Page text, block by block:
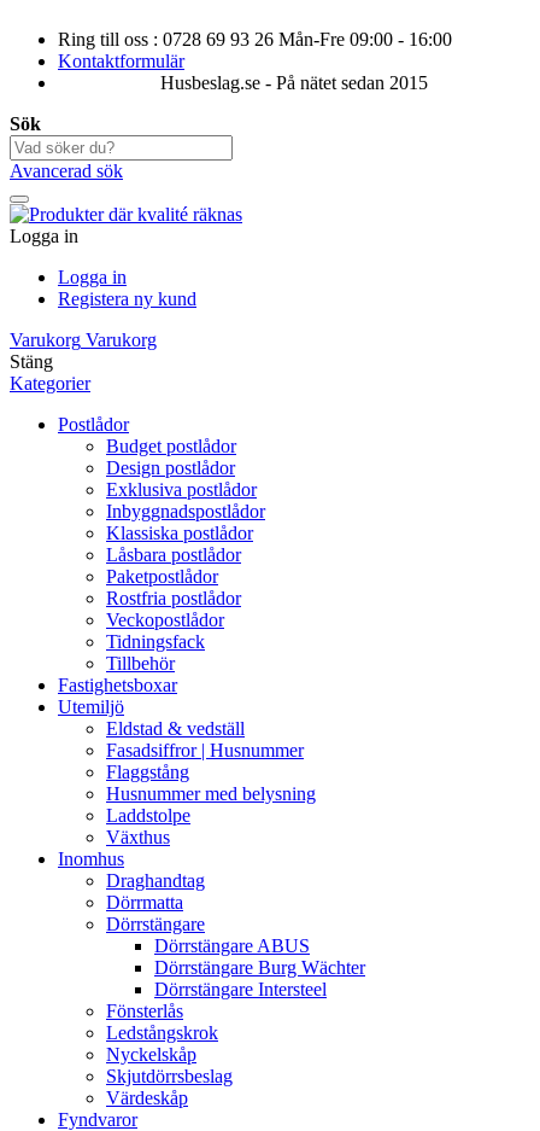
Ring till oss : 0728 69 93 26 Mån-Fre 09:00 - 16:00
Kontaktformulär
Husbeslag.se - På nätet sedan 2015
Sök
Avancerad sök
Logga in
Logga in
Registera ny kund
Varukorg Varukorg
Stäng
Kategorier
Postlådor
Budget postlådor
Design postlådor
Exklusiva postlådor
Inbyggnadspostlådor
Klassiska postlådor
Låsbara postlådor
Paketpostlådor
Rostfria postlådor
Veckopostlådor
Tidningsfack
Tillbehör
Fastighetsboxar
Utemiljö
Eldstad & vedställ
Fasadsiffror | Husnummer
Flaggstång
Husnummer med belysning
Laddstolpe
Växthus
Inomhus
Draghandtag
Dörrmatta
Dörrstängare
Dörrstängare ABUS
Dörrstängare Burg Wächter
Dörrstängare Intersteel
Fönsterlås
Ledstångskrok
Nyckelskåp
Skjutdörrsbeslag
Värdeskåp
Fyndvaror